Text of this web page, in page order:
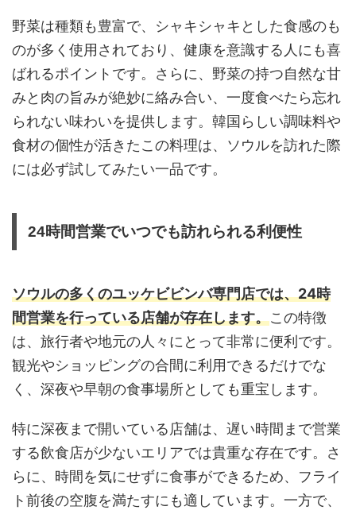
野菜は種類も豊富で、シャキシャキとした食感のも
のが多く使用されており、健康を意識する人にも喜
ばれるポイントです。さらに、野菜の持つ自然な甘
みと肉の旨みが絶妙に絡み合い、一度食べたら忘れ
られない味わいを提供します。韓国らしい調味料や
食材の個性が活きたこの料理は、ソウルを訪れた際
には必ず試してみたい一品です。
24時間営業でいつでも訪れられる利便性
ソウルの多くのユッケビビンバ専門店では、24時
間営業を行っている店舗が存在します。この特徴
は、旅行者や地元の人々にとって非常に便利です。
観光やショッピングの合間に利用できるだけでな
く、深夜や早朝の食事場所としても重宝します。
特に深夜まで開いている店舗は、遅い時間まで営業
する飲食店が少ないエリアでは貴重な存在です。さ
らに、時間を気にせずに食事ができるため、フライ
ト前後の空腹を満たすにも適しています。一方で、